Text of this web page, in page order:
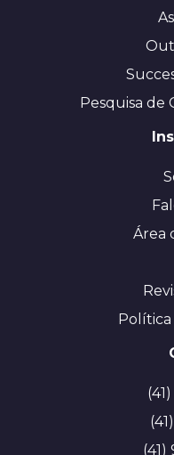
Pesquisa de
Área
Política
(41)